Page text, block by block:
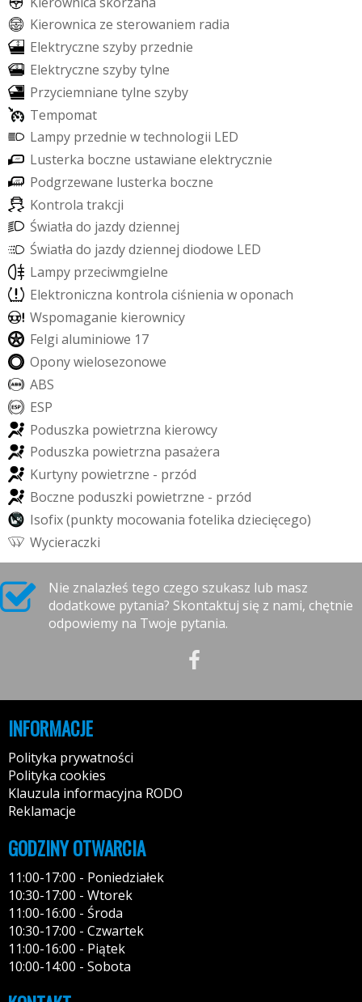
Kierownica ze sterowaniem radia
Elektryczne szyby przednie
Elektryczne szybytylne
Przyciemniane tylne szyby
Tempomat
Lampy przednie wtechnologii LED
Lusterka boczne ustawiane elektrycznie
Podgrzewane lusterka boczne
Kontrola trakcji
Światła do jazdydziennej
Światła do jazdydziennej diodowe LED
Lampy przeciwmgielne
Elektroniczna kontrola ciśnienia woponach
Wspomaganie kierownicy
Felgi aluminiowe 17
Oponywielosezonowe
ABS
ESP
Poduszka powietrzna kierowcy
Poduszka powietrzna pasażera
Kurtyny powietrzne - przód
Boczne poduszki powietrzne - przód
Isofix(punkty mocowania fotelika dziecięcego)
Wycieraczki
Nie znalazłeś tego czego szukasz lub masz
dodatkowe pytania? Skontaktuj się z nami, chętnie
odpowiemy na Twoje pytania.
INFORMACJE
Polityka prywatności
Polityka cookies
Klauzula informacyjna RODO
Reklamacje
GODZINY OTWARCIA
11:00-17:00 - Poniedziałek
10:30-17:00 - Wtorek
11:00-16:00 - Środa
10:30-17:00 - Czwartek
11:00-16:00 - Piątek
10:00-14:00 - Sobota